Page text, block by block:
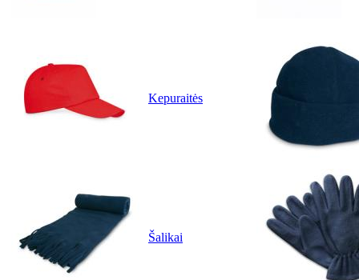
Kepuraitės
Šalikai